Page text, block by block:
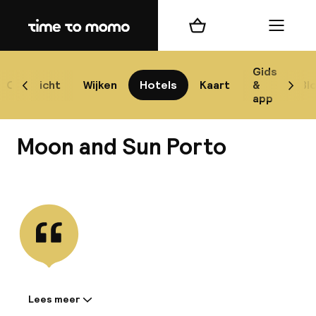
Home
Overzicht Wijken Hotels Kaart
Gids
&
app
Scroll naar links
Winkelmand Menu
Moon and Sun Porto
Informatie gedeeld door de
Lees meer